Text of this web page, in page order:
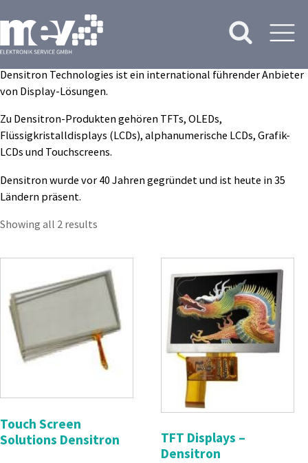
Densitron Technologies ist ein international führender Anbieter
von Display-Lösungen.
Zu Densitron-Produkten gehören TFTs, OLEDs,
Flüssigkristalldisplays (LCDs), alphanumeri­sche LCDs, Grafik-
LCDs und Touchscreens.
Densitron wurde vor 40 Jahren gegründet und ist heute in 35
Ländern präsent.
Showing all 2 results
Touch Screen
Solutions Densitron
TFT Displays –
Densitron